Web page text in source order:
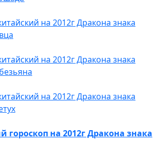
на 2012г Дракона знака
на 2012г Дракона знака
на 2012г Дракона знака
гороскоп на 2012г Дракона знака